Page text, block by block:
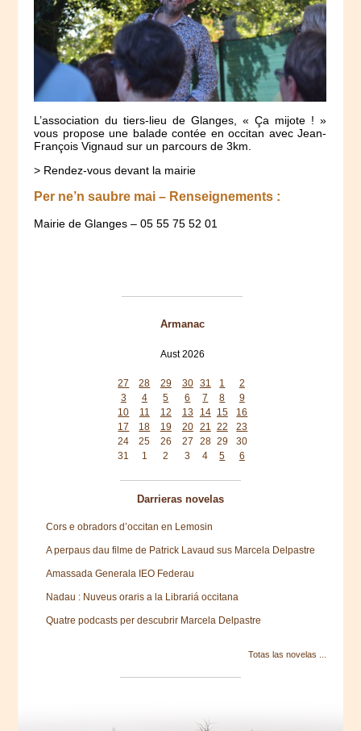
L’association du tiers-lieu de Glanges, « Ça mijote ! »
vous propose une balade contée en occitan avec Jean-
François Vignaud sur un parcours de 3km.
> Rendez-vous devant la mairie
Per ne’n saubre mai – Renseignements :
Mairie de Glanges – 05 55 75 52 01
Armanac
Aust 2026
27
28 29 30 31 1
2
3
4 5 6 7 8
9
10
11 12 13 14 15
16
17
18 19 20 21 22
23
24
25 26 27 28 29
30
31
1 2 3 4 5 6
Darrieras novelas
Cors e obradors d’occitan en Lemosin
A perpaus dau filme de Patrick Lavaud sus Marcela Delpastre
Amassada Generala IEO Federau
Nadau : Nuveus oraris a la Librariá occitana
Quatre podcasts per descubrir Marcela Delpastre
Totas las novelas ...